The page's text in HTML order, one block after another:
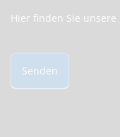
Hier finden Sie unsere
Senden